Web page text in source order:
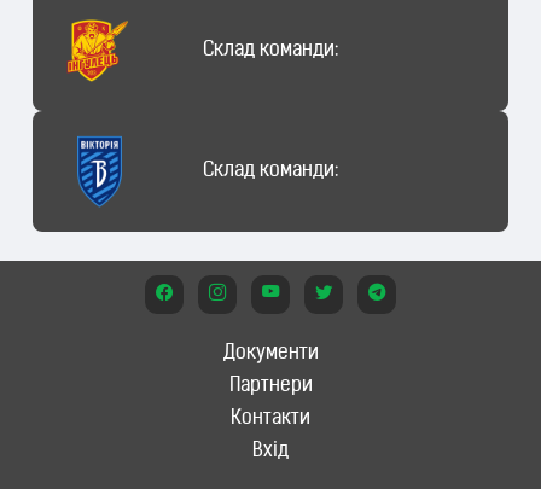
Склад команди:
Склад команди:
Документи
Партнери
Контакти
Вхід